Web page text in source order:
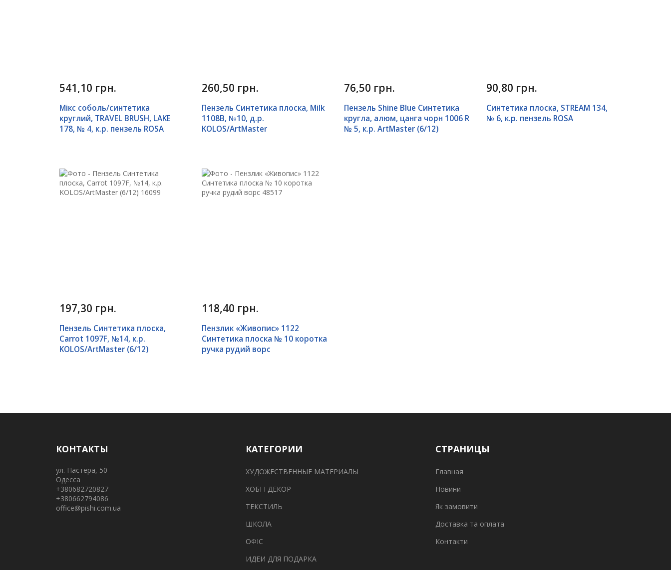
541,10 грн.
Мікс соболь/синтетика
круглий, TRAVEL BRUSH, LAKE
178, № 4, к.р. пензель ROSA
260,50 грн.
Пензель Синтетика плоска, Milk
1108B, №10, д.р.
KOLOS/ArtMaster
76,50 грн.
Пензель Shine Blue Синтетика
кругла, алюм, цанга чорн 1006 R
№ 5, к.р. ArtMaster (6/12)
90,80 грн.
Синтетика плоска, STREAM 134,
№ 6, к.р. пензель ROSA
197,30 грн.
Пензель Синтетика плоска,
Carrot 1097F, №14, к.р.
KOLOS/ArtMaster (6/12)
118,40 грн.
Пензлик «Живопис» 1122
Синтетика плоска № 10 коротка
ручка рудий ворс
КОНТАКТЫ
ул. Пастера, 50
Одесса
+380682720827
+380662794086
office@pishi.com.ua
КАТЕГОРИИ
ХУДОЖЕСТВЕННЫЕ МАТЕРИАЛЫ
ХОБІ І ДЕКОР
ТЕКСТИЛЬ
ШКОЛА
ОФІС
ИДЕИ ДЛЯ ПОДАРКА
СТРАНИЦЫ
Главная
Новини
Як замовити
Доставка та оплата
Контакти